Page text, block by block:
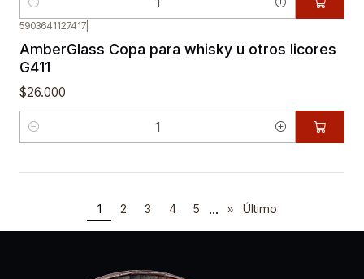
Cantidad
5903641127417
AmberGlass Copa para whisky u otros licores
G411
$26.000
Cantidad
1 2 3 4 5 ... » Último